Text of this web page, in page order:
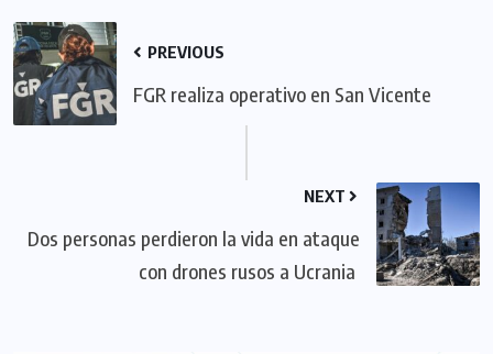
PREVIOUS
FGR realiza operativo en San Vicente
NEXT
Dos personas perdieron la vida en ataque
con drones rusos a Ucrania